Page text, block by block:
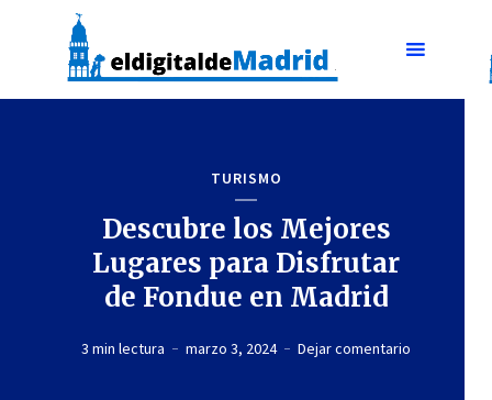
TURISMO
Descubre los Mejores
Lugares para Disfrutar
de Fondue en Madrid
3 min lectura marzo 3, 2024 Dejar comentario